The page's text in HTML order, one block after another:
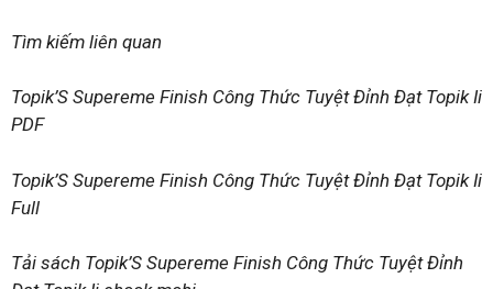
Tìm kiếm liên quan
Topik’S Supereme Finish Công Thức Tuyệt Đỉnh Đạt Topik Ii
PDF
Topik’S Supereme Finish Công Thức Tuyệt Đỉnh Đạt Topik Ii
Full
Tải sách Topik’S Supereme Finish Công Thức Tuyệt Đỉnh